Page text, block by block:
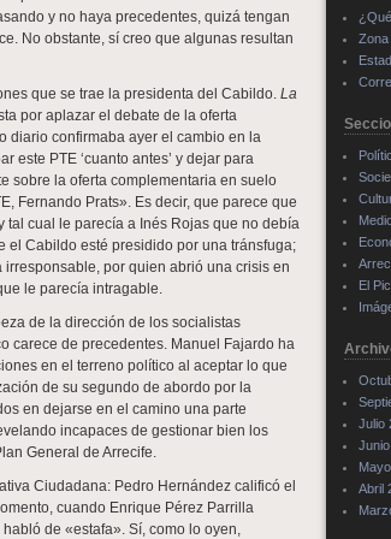
y no haya precedentes, quizá tengan
No obstante, sí creo que algunas resultan
que se trae la presidenta del Cabildo. La
por aplazar el debate de la oferta
diario confirmaba ayer el cambio en la
este PTE ‘cuanto antes’ y dejar para
sobre la oferta complementaria en suelo
Fernando Prats». Es decir, que parece que
tal cual le parecía a Inés Rojas que no debía
el Cabildo esté presidido por una tránsfuga;
por quien abrió una crisis en
le parecía intragable.
de la dirección de los socialistas
carece de precedentes. Manuel Fajardo ha
en el terreno político al aceptar lo que
de su segundo de abordo por la
en dejarse en el camino una parte
incapaces de gestionar bien los
General de Arrecife.
Ciudadana: Pedro Hernández calificó el
cuando Enrique Pérez Parrilla
de «estafa». Sí, como lo oyen,
El
Julio
Abril